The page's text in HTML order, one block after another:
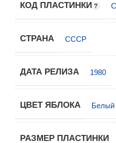
КОД ПЛАСТИНКИ
СТРАНА СССР
ДАТА РЕЛИЗА 1980
ЦВЕТ ЯБЛОКА Белый
РАЗМЕР ПЛАСТИНКИ